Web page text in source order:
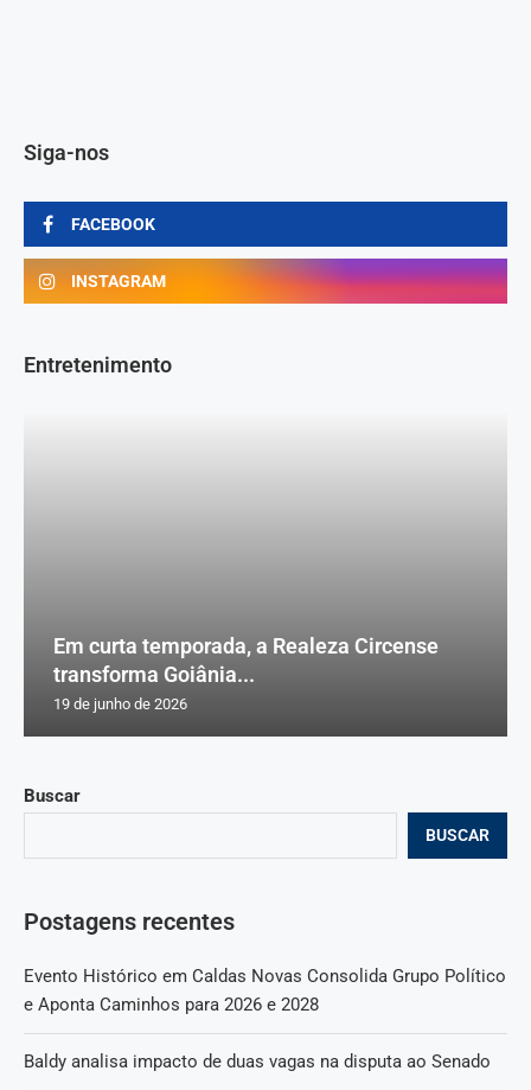
Buscar
BUSCAR
Postagens recentes
Evento Histórico em Caldas Novas Consolida Grupo Político
e Aponta Caminhos para 2026 e 2028
Baldy analisa impacto de duas vagas na disputa ao Senado
Siga-nos
FACEBOOK
INSTAGRAM
Entretenimento
Em curta temporada, a Realeza Circense
transforma Goiânia...
19 de junho de 2026